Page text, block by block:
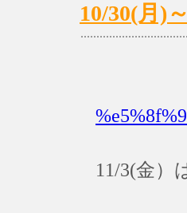
10/30(月)
11/3(金）